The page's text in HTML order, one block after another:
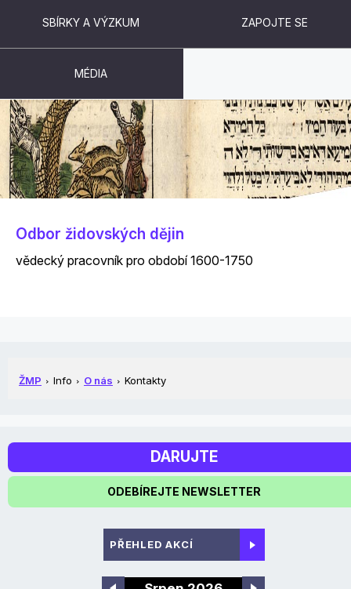
SBÍRKY A VÝZKUM ZAPOJTE SE
MÉDIA
ALEXANDR PUTÍK
Odbor židovských dějin
vědecký pracovník pro období 1600-1750
ŽMP Info O nás Kontakty
DARUJTE
ODEBÍREJTE NEWSLETTER
PŘEHLED AKCÍ